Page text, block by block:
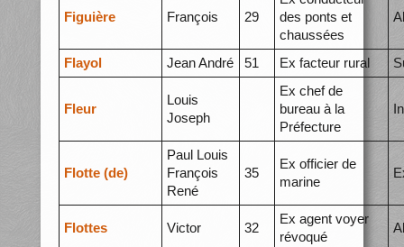
Figuière François 29
des ponts et
chaussées
Flayol Jean André 51 Ex facteur rural
Fleur
Louis
Joseph
Ex chef de
bureau à la
Préfecture
Flotte (de)
Paul Louis
François
René
35
Ex officier de
marine
Flottes Victor 32
Ex agent voyer
révoqué